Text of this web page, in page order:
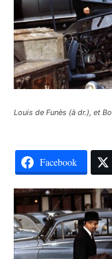
Louis de Funès (à dr.), et
Facebook